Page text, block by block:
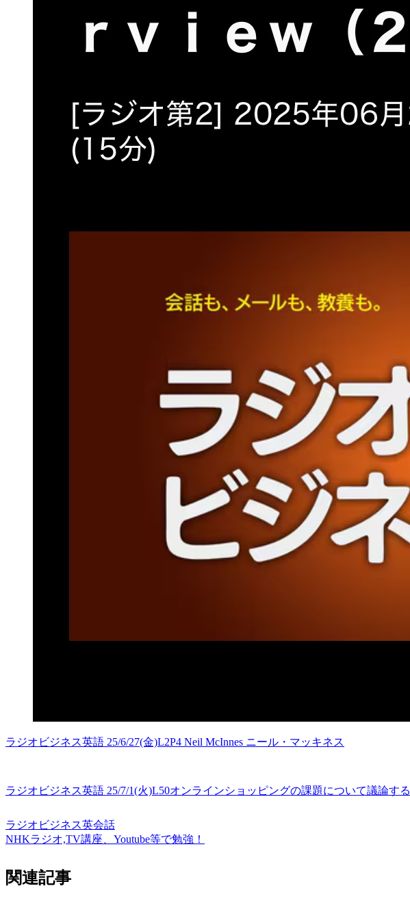
ラジオビジネス英語 25/6/27(金)L2P4 Neil McInnes ニール・マッキネス
ラジオビジネス英語 25/7/1(火)L50オンラインショッピングの課題について議論する
ラジオビジネス英会話
NHKラジオ,TV講座、Youtube等で勉強！
関連記事